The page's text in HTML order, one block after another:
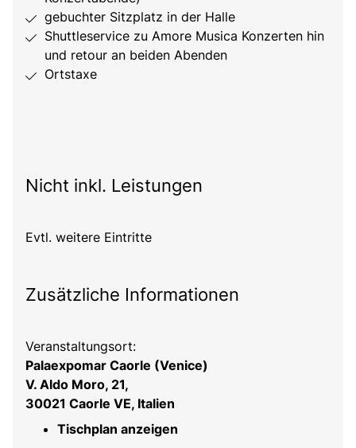
gebuchter Sitzplatz in der Halle
Shuttleservice zu Amore Musica Konzerten hin
und retour an beiden Abenden
Ortstaxe
Nicht inkl. Leistungen
Evtl. weitere Eintritte
Zusätzliche Informationen
Veranstaltungsort:
Palaexpomar Caorle (Venice)
V. Aldo Moro, 21,
30021 Caorle VE, Italien
Tischplan anzeigen